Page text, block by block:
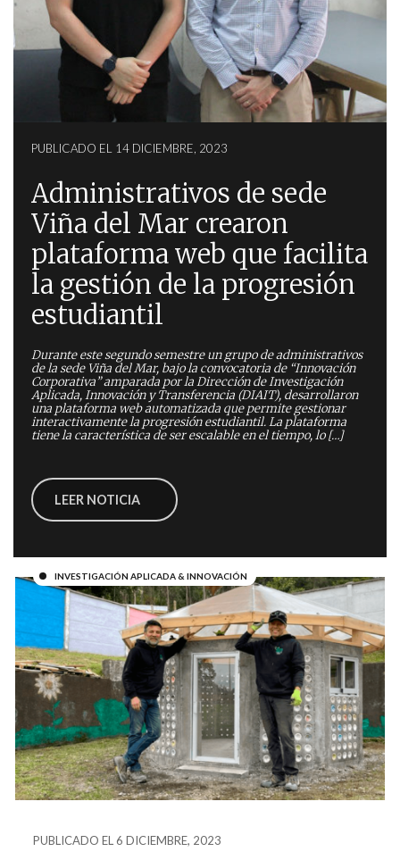
PUBLICADO EL 14 DICIEMBRE, 2023
Administrativos de sede
Viña del Mar crearon
plataforma web que facilita
la gestión de la progresión
estudiantil
Durante este segundo semestre un grupo de administrativos
de la sede Viña del Mar, bajo la convocatoria de “Innovación
Corporativa” amparada por la Dirección de Investigación
Aplicada, Innovación y Transferencia (DIAIT), desarrollaron
una plataforma web automatizada que permite gestionar
interactivamente la progresión estudiantil. La plataforma
tiene la característica de ser escalable en el tiempo, lo […]
LEER NOTICIA
INVESTIGACIÓN APLICADA & INNOVACIÓN
PUBLICADO EL 6 DICIEMBRE, 2023